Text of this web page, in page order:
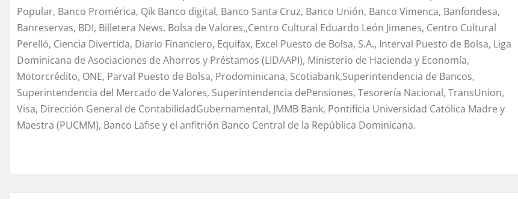
Popular, Banco Promérica, Qik Banco digital, Banco Santa Cruz, Banco Unión, Banco Vimenca, Banfondesa,
Banreservas, BDI, Billetera News, Bolsa de Valores,,Centro Cultural Eduardo León Jimenes, Centro Cultural
Perelló, Ciencia Divertida, Diario Financiero, Equifax, Excel Puesto de Bolsa, S.A., Interval Puesto de Bolsa, Liga
Dominicana de Asociaciones de Ahorros y Préstamos (LIDAAPI), Ministerio de Hacienda y Economía,
Motorcrédito, ONE, Parval Puesto de Bolsa, Prodominicana, Scotiabank,Superintendencia de Bancos,
Superintendencia del Mercado de Valores, Superintendencia dePensiones, Tesorería Nacional, TransUnion,
Visa, Dirección General de ContabilidadGubernamental, JMMB Bank, Pontificia Universidad Católica Madre y
Maestra (PUCMM), Banco Lafise y el anfitrión Banco Central de la República Dominicana.